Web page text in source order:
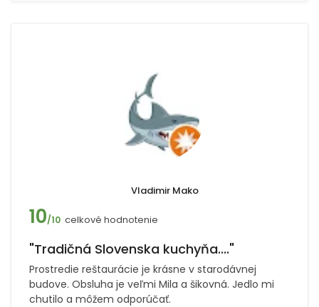
Vladimir Mako
10/10 celkové hodnotenie
"Tradičná Slovenska kuchyňa...."
Prostredie reštaurácie je krásne v starodávnej
budove. Obsluha je veľmi Mila a šikovná. Jedlo mi
chutilo a môžem odporúčať.